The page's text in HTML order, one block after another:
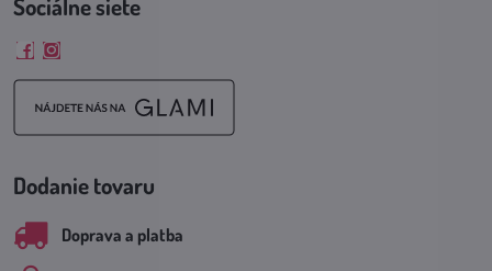
Sociálne siete
FacebookInstagram
Dodanie tovaru
Doprava a platba